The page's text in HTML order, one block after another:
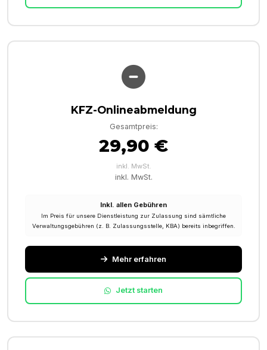
KFZ-Onlineabmeldung
Gesamtpreis:
29,90 €
inkl. MwSt.
inkl. MwSt.
Inkl. allen Gebühren
Im Preis für unsere Dienstleistung zur Zulassung sind sämtliche
Verwaltungsgebühren (z. B. Zulassungsstelle, KBA) bereits inbegriffen.
Mehr erfahren
Jetzt starten